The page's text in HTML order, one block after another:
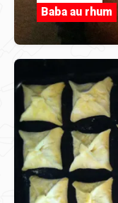
Baba au rhum